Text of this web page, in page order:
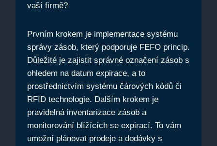
vaší firmě?
Prvním krokem​ je implementace systému
správy zásob, který podporuje FEFO princip.
Důležité‍ je zajistit správné označení zásob⁤ s
ohledem na datum ⁢expirace, a to
prostřednictvím systému⁢ čárových kódů či
RFID ⁣technologie. Dalším krokem je
pravidelná inventarizace zásob a
monitorování‍ blížících se ⁢expirací. To vám
umožní plánovat prodeje a dodávky s ​